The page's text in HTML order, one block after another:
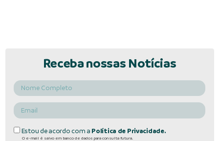
Receba nossas Notícias
Estou de acordo com a Política de Privacidade.
O e-mail é salvo em banco de dados para consulta futura.